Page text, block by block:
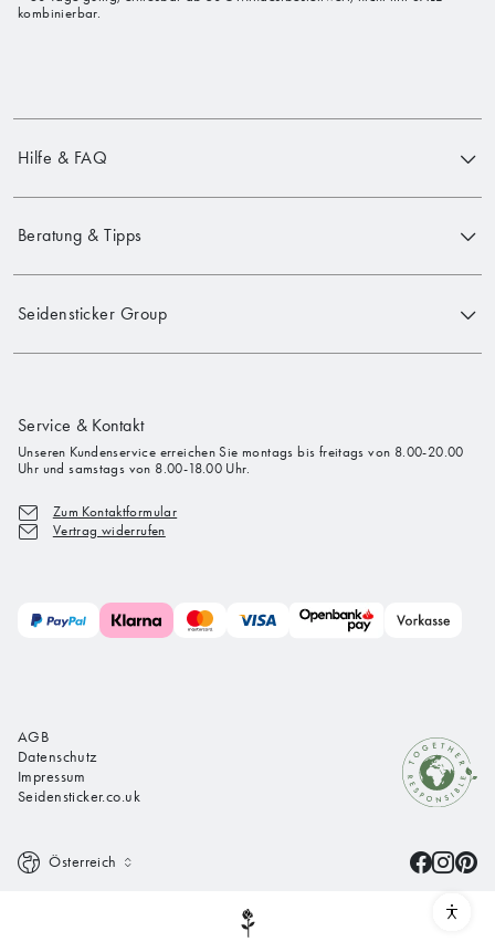
kombinierbar.
Hilfe & FAQ
Beratung & Tipps
Seidensticker Group
Service & Kontakt
Unseren Kundenservice erreichen Sie montags bis freitags von 8.00-20.00
Uhr und samstags von 8.00-18.00 Uhr.
Zum Kontaktformular
Vertrag widerrufen
AGB
Datenschutz
Impressum
Seidensticker.co.uk
Österreich